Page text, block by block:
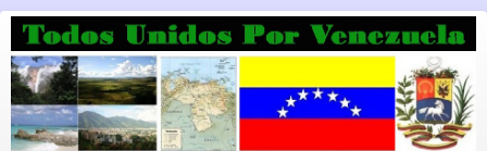
Luchando por la Democracia
Fuera el chavismo, la peor peste que le ha caido a esta tierra